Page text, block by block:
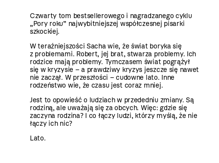
Czwarty tom bestsellerowego i nagradzanego cyklu
„Pory roku” najwybitniejszej współczesnej pisarki
szkockiej.
W teraźniejszości Sacha wie, że świat boryka się
z problemami. Robert, jej brat, stwarza problemy. Ich
rodzice mają problemy. Tymczasem świat pogrążył
się w kryzysie – a prawdziwy kryzys jeszcze się nawet
nie zaczął. W przeszłości – cudowne lato. Inne
rodzeństwo wie, że czasu jest coraz mniej.
Jest to opowieść o ludziach w przededniu zmiany. Są
rodziną, ale uważają się za obcych. Więc: gdzie się
zaczyna rodzina? I co łączy ludzi, którzy myślą, że nie
łączy ich nic?
Lato.